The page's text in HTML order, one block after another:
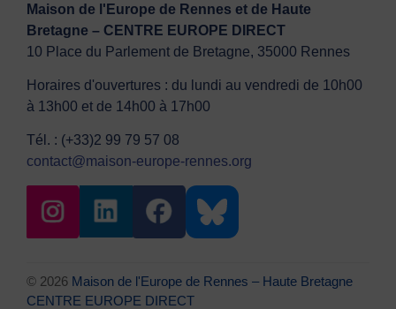
Maison de l'Europe de Rennes et de Haute
Bretagne – CENTRE EUROPE DIRECT
10 Place du Parlement de Bretagne, 35000 Rennes
Horaires d'ouvertures : du lundi au vendredi de 10h00
à 13h00 et de 14h00 à 17h00
Tél. : (+33)2 99 79 57 08
contact@maison-europe-rennes.org
© 2026 Maison de l'Europe de Rennes – Haute Bretagne
CENTRE EUROPE DIRECT